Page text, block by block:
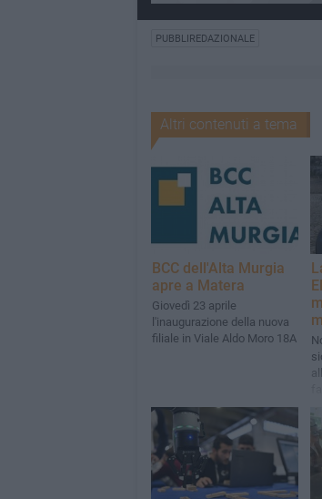
PUBBLIREDAZIONALE
Altri contenuti a tema
BCC dell'Alta Murgia
apre a Matera
Giovedì 23 aprile
l'inaugurazione della nuova
filiale in Viale Aldo Moro 18A